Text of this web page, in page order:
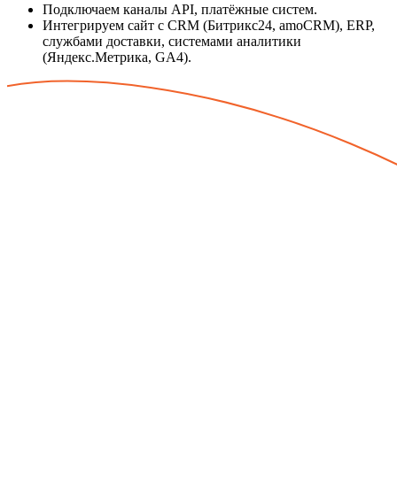
Подключаем каналы API, платёжные систем.
Интегрируем сайт с CRM (Битрикс24, amoCRM), ERP,
службами доставки, системами аналитики
(Яндекс.Метрика, GA4).